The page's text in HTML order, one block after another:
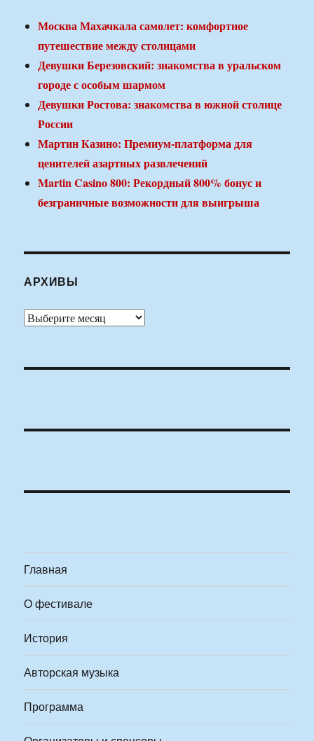
Москва Махачкала самолет: комфортное
путешествие между столицами
Девушки Березовский: знакомства в уральском
городе с особым шармом
Девушки Ростова: знакомства в южной столице
России
Мартин Казино: Премиум-платформа для
ценителей азартных развлечений
Martin Casino 800: Рекордный 800% бонус и
безграничные возможности для выигрыша
АРХИВЫ
Архивы
Главная
О фестивале
История
Авторская музыка
Программа